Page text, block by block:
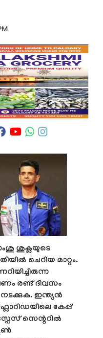
ശുക്ലയുടെ
ചെറിയ മാറ്റം.
രണ്ട് ദിവസം
ഇന്ത്യൻ
കേപ്പ്
സെന്ററിൽ